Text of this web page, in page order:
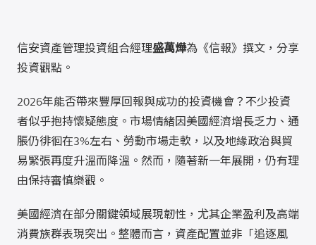
信安資產管理投資組合經理盛萬燁為《信報》撰文，分享
投資觀點。
2026年能否帶來豐厚回報與成功的投資機會？不少投資
者似乎抱持懷疑態度。市場情緒因美國經濟增長乏力、通
脹仍徘徊在3%左右、勞動市場走軟，以及地緣政治與貿
易緊張再度升溫而降溫。然而，隨著新一年展開，仍有理
由保持審慎樂觀。
美國經濟在部分關鍵領域展現韌性，尤其企業盈利及高端
消費族群表現突出。整體而言，資產配置並非「追逐風